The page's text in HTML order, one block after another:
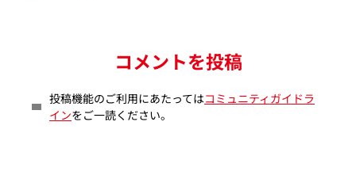
コメントを投稿
投稿機能のご利用にあたってはコミュニティガイドラ
インをご一読ください。